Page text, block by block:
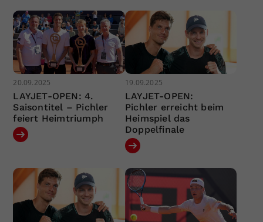
20.09.2025
LAYJET-OPEN: 4.
Saisontitel – Pichler
feiert Heimtriumph
19.09.2025
LAYJET-OPEN:
Pichler erreicht beim
Heimspiel das
Doppelfinale